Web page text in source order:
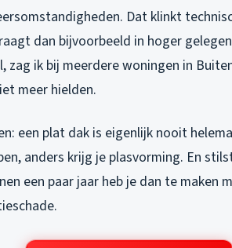
Dat klinkt
dan bijvoorbeeld in hoger
zag ik bij meerdere woningen in
meer hielden.
een plat dak is eigenlijk nooit
anders krijg je plasvorming. En
een paar jaar heb je dan te maken